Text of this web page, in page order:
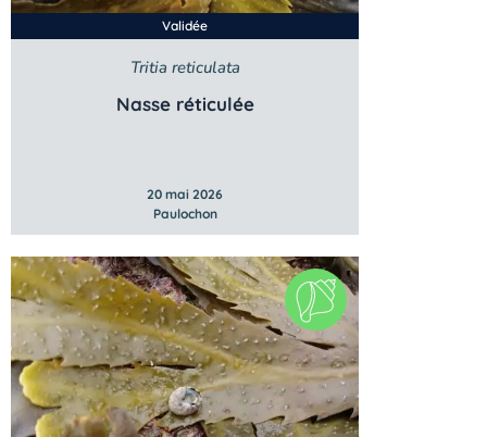
Validée
Tritia reticulata
Nasse réticulée
20 mai 2026
Paulochon